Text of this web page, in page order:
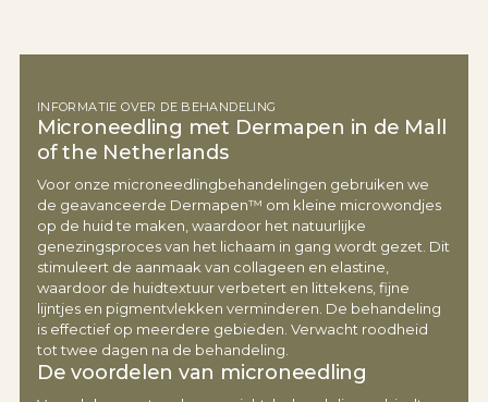
INFORMATIE OVER DE BEHANDELING
Microneedling met Dermapen in de Mall
of the Netherlands
Voor onze microneedlingbehandelingen gebruiken we
de geavanceerde Dermapen™ om kleine microwondjes
op de huid te maken, waardoor het natuurlijke
genezingsproces van het lichaam in gang wordt gezet. Dit
stimuleert de aanmaak van collageen en elastine,
waardoor de huidtextuur verbetert en littekens, fijne
lijntjes en pigmentvlekken verminderen. De behandeling
is effectief op meerdere gebieden. Verwacht roodheid
tot twee dagen na de behandeling.
De voordelen van microneedling